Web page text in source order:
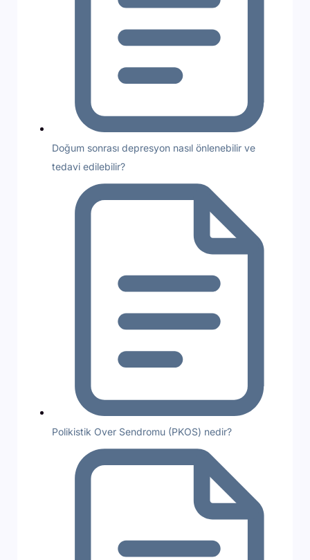
Doğum sonrası depresyon nasıl önlenebilir ve
tedavi edilebilir?
Polikistik Over Sendromu (PKOS) nedir?